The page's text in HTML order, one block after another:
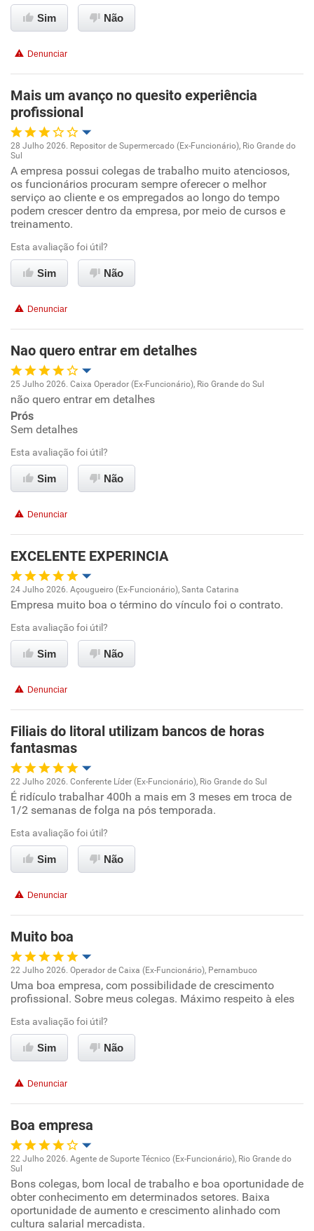
Ambiente de trabalho
Benefícios
Recomenda esta empresa
Sim Não
Denunciar
Mais um avanço no quesito experiência
profissional
Ambiente de trabalho
Conciliação com a vida familiar
Benefícios
28 Julho 2026. Repositor de Supermercado (Ex-Funcionário), Rio Grande do
Sul
A empresa possui colegas de trabalho muito atenciosos,
os funcionários procuram sempre oferecer o melhor
serviço ao cliente e os empregados ao longo do tempo
podem crescer dentro da empresa, por meio de cursos e
treinamento.
Esta avaliação foi útil?
Sim Não
Denunciar
Nao quero entrar em detalhes
Oportunidade de promoção
Ambiente de trabalho
Conciliação com a vida familiar
Não recomenda a diretoria
25 Julho 2026. Caixa Operador (Ex-Funcionário), Rio Grande do Sul
não quero entrar em detalhes
Prós
Sem detalhes
Esta avaliação foi útil?
Sim Não
Denunciar
EXCELENTE EXPERINCIA
Oportunidade de promoção
Ambiente de trabalho
Benefícios
Recomenda esta empresa
Não recomenda a diretoria
24 Julho 2026. Açougueiro (Ex-Funcionário), Santa Catarina
Empresa muito boa o término do vínculo foi o contrato.
Esta avaliação foi útil?
Sim Não
Denunciar
Filiais do litoral utilizam bancos de horas
fantasmas
Oportunidade de promoção
Ambiente de trabalho
Conciliação com a vida familiar
Não recomenda esta empresa
Não recomenda a diretoria
22 Julho 2026. Conferente Líder (Ex-Funcionário), Rio Grande do Sul
É ridículo trabalhar 400h a mais em 3 meses em troca de
1/2 semanas de folga na pós temporada.
Esta avaliação foi útil?
Sim Não
Denunciar
Muito boa
Oportunidade de promoção
Ambiente de trabalho
Conciliação com a vida familiar
Recomenda esta empresa
Recomenda a diretoria
22 Julho 2026. Operador de Caixa (Ex-Funcionário), Pernambuco
Uma boa empresa, com possibilidade de crescimento
profissional. Sobre meus colegas. Máximo respeito à eles
Esta avaliação foi útil?
Sim Não
Denunciar
Boa empresa
Ambiente de trabalho
22 Julho 2026. Agente de Suporte Técnico (Ex-Funcionário), Rio Grande do
Sul
Bons colegas, bom local de trabalho e boa oportunidade de
obter conhecimento em determinados setores. Baixa
oportunidade de aumento e crescimento alinhado com
cultura salarial mercadista.